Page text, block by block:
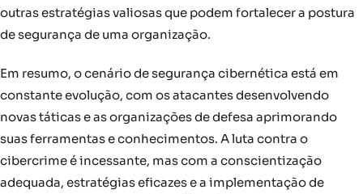
outras estratégias valiosas que podem fortalecer a postura
de segurança de uma organização.
Em resumo, o cenário de segurança cibernética está em
constante evolução, com os atacantes desenvolvendo
novas táticas e as organizações de defesa aprimorando
suas ferramentas e conhecimentos. A luta contra o
cibercrime é incessante, mas com a conscientização
adequada, estratégias eficazes e a implementação de